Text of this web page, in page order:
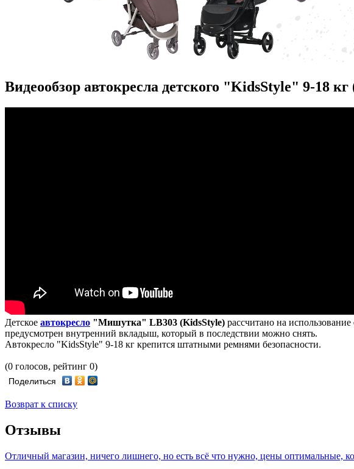
Видеообзор автокресла детского "KidsStyle" 9-18
Детское автокресло "Мишутка" LB303 (KidsStyle) рассчитано на
предусмотрен внутренний вкладыш, который в последствии можно снять.
Автокресло "KidsStyle" 9-18 кг крепится штатными ремнями безопасности.
(0 голосов, рейтинг 0)
Поделиться
Возврат к списку
Отзывы
Отличный магазин, ничего лишнего, но есть всё что нужно, цены оптимальные,